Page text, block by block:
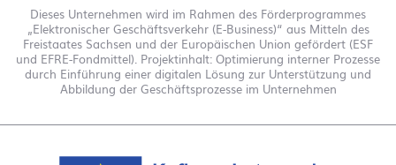
Dieses Unternehmen wird im Rahmen des Förderprogrammes
„Elektronischer Geschäftsverkehr (E-Business)“ aus Mitteln des
Freistaates Sachsen und der Europäischen Union gefördert (ESF
und EFRE-Fondmittel). Projektinhalt: Optimierung interner Prozesse
durch Einführung einer digitalen Lösung zur Unterstützung und
Abbildung der Geschäftsprozesse im Unternehmen